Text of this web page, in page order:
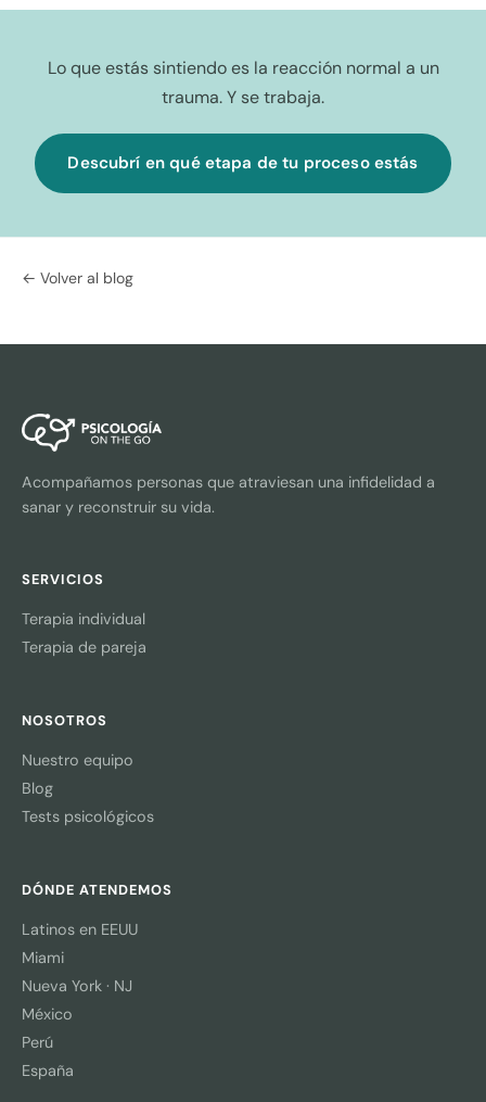
Lo que estás sintiendo es la reacción normal a un
trauma. Y se trabaja.
Descubrí en qué etapa de tu proceso estás
← Volver al blog
Acompañamos personas que atraviesan una infidelidad a
sanar y reconstruir su vida.
SERVICIOS
Terapia individual
Terapia de pareja
NOSOTROS
Nuestro equipo
Blog
Tests psicológicos
DÓNDE ATENDEMOS
Latinos en EEUU
Miami
Nueva York · NJ
México
Perú
España